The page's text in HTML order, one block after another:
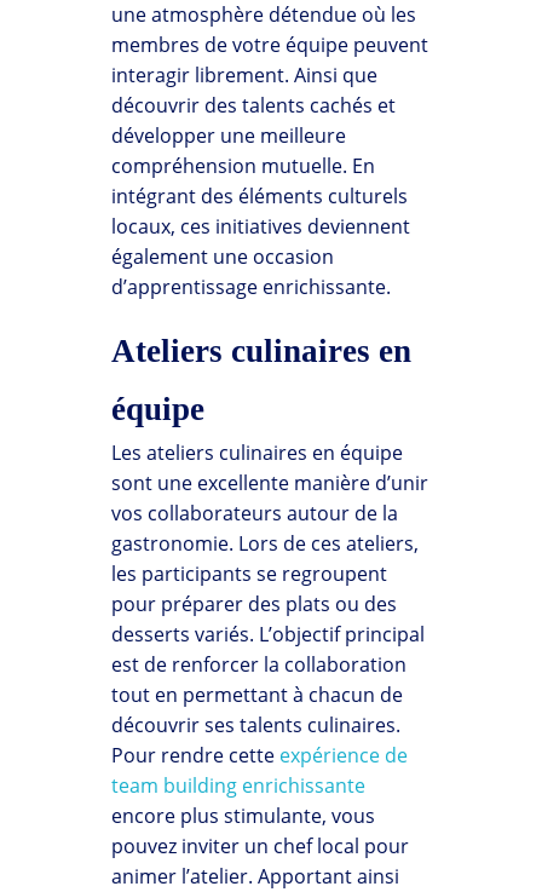
une atmosphère détendue où les
membres de votre équipe peuvent
interagir librement. Ainsi que
découvrir des talents cachés et
développer une meilleure
compréhension mutuelle. En
intégrant des éléments culturels
locaux, ces initiatives deviennent
également une occasion
d’apprentissage enrichissante.
Ateliers culinaires en
équipe
Les ateliers culinaires en équipe
sont une excellente manière d’unir
vos collaborateurs autour de la
gastronomie. Lors de ces ateliers,
les participants se regroupent
pour préparer des plats ou des
desserts variés. L’objectif principal
est de renforcer la collaboration
tout en permettant à chacun de
découvrir ses talents culinaires.
Pour rendre cette expérience de
team building enrichissante
encore plus stimulante, vous
pouvez inviter un chef local pour
animer l’atelier. Apportant ainsi